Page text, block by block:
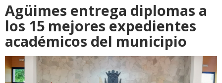
Agüimes entrega diplomas a
los 15 mejores expedientes
académicos del municipio